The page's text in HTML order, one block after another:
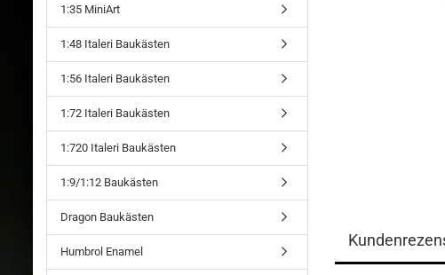
1:35 MiniArt
1:48 Italeri Baukästen
1:56 Italeri Baukästen
1:72 Italeri Baukästen
1:720 Italeri Baukästen
1:9/1:12 Baukästen
Dragon Baukästen
Humbrol Enamel